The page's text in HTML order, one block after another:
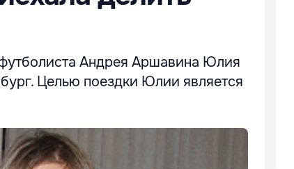
Андрея Аршавина Юлия
Целью поездки Юлии является